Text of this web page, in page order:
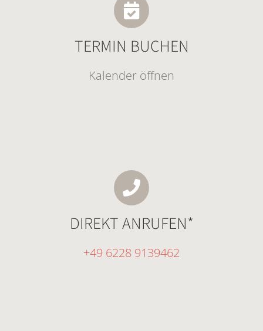
TERMIN BUCHEN
Kalender öffnen
DIREKT ANRUFEN*
+49 6228 9139462